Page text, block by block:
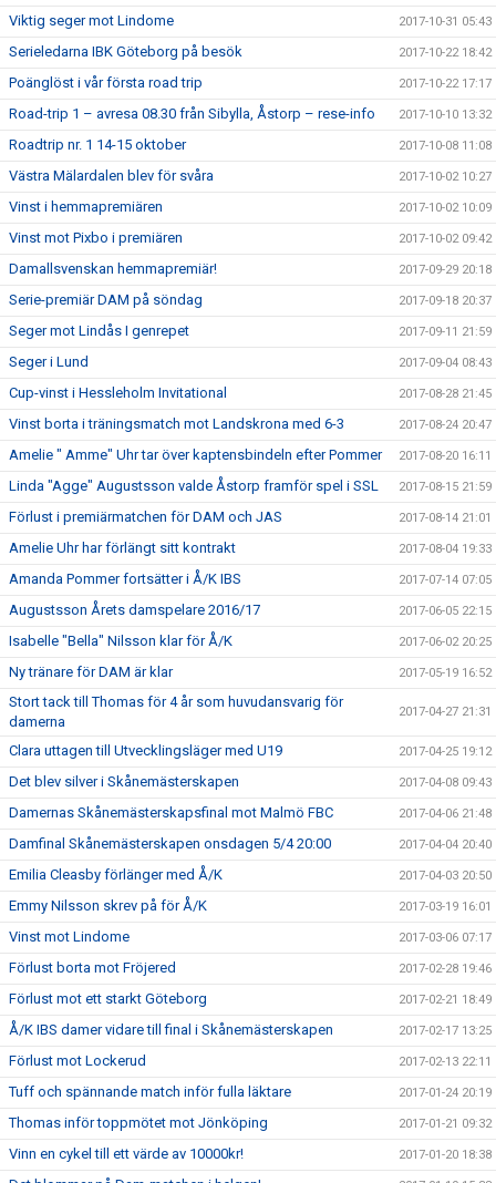
Viktig seger mot Lindome 2017-10-31 05:43
Serieledarna IBK Göteborg på besök 2017-10-22 18:42
Poänglöst i vår första road trip 2017-10-22 17:17
Road-trip 1 – avresa 08.30 från Sibylla, Åstorp – rese-info 2017-10-10 13:32
Roadtrip nr. 1 14-15 oktober 2017-10-08 11:08
Västra Mälardalen blev för svåra 2017-10-02 10:27
Vinst i hemmapremiären 2017-10-02 10:09
Vinst mot Pixbo i premiären 2017-10-02 09:42
Damallsvenskan hemmapremiär! 2017-09-29 20:18
Serie-premiär DAM på söndag 2017-09-18 20:37
Seger mot Lindås I genrepet 2017-09-11 21:59
Seger i Lund 2017-09-04 08:43
Cup-vinst i Hessleholm Invitational 2017-08-28 21:45
Vinst borta i träningsmatch mot Landskrona med 6-3 2017-08-24 20:47
Amelie " Amme" Uhr tar över kaptensbindeln efter Pommer 2017-08-20 16:11
Linda "Agge" Augustsson valde Åstorp framför spel i SSL 2017-08-15 21:59
Förlust i premiärmatchen för DAM och JAS 2017-08-14 21:01
Amelie Uhr har förlängt sitt kontrakt 2017-08-04 19:33
Amanda Pommer fortsätter i Å/K IBS 2017-07-14 07:05
Augustsson Årets damspelare 2016/17 2017-06-05 22:15
Isabelle "Bella" Nilsson klar för Å/K 2017-06-02 20:25
Ny tränare för DAM är klar 2017-05-19 16:52
Stort tack till Thomas för 4 år som huvudansvarig för
damerna
2017-04-27 21:31
Clara uttagen till Utvecklingsläger med U19 2017-04-25 19:12
Det blev silver i Skånemästerskapen 2017-04-08 09:43
Damernas Skånemästerskapsfinal mot Malmö FBC 2017-04-06 21:48
Damfinal Skånemästerskapen onsdagen 5/4 20:00 2017-04-04 20:40
Emilia Cleasby förlänger med Å/K 2017-04-03 20:50
Emmy Nilsson skrev på för Å/K 2017-03-19 16:01
Vinst mot Lindome 2017-03-06 07:17
Förlust borta mot Fröjered 2017-02-28 19:46
Förlust mot ett starkt Göteborg 2017-02-21 18:49
Å/K IBS damer vidare till final i Skånemästerskapen 2017-02-17 13:25
Förlust mot Lockerud 2017-02-13 22:11
Tuff och spännande match inför fulla läktare 2017-01-24 20:19
Thomas inför toppmötet mot Jönköping 2017-01-21 09:32
Vinn en cykel till ett värde av 10000kr! 2017-01-20 18:38